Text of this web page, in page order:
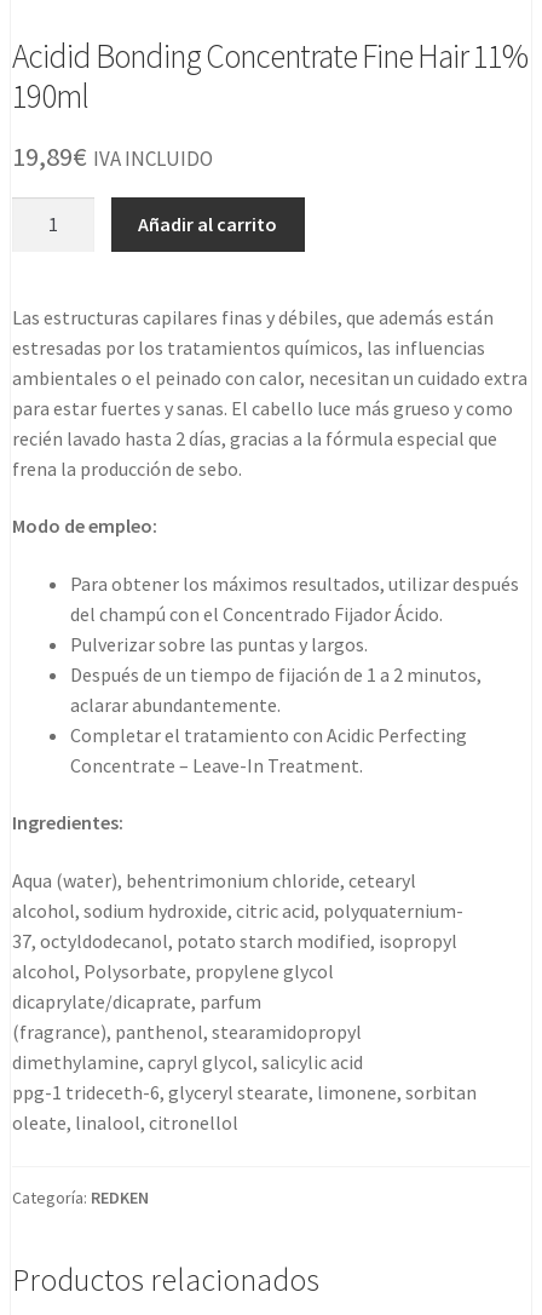
Acidid Bonding Concentrate Fine Hair 11%
190ml
19,89€ IVA INCLUIDO
Hair
11%
190ml
cantidad
Añadir al carrito
Las estructuras capilares finas y débiles, que además están
estresadas por los tratamientos químicos, las influencias
ambientales o el peinado con calor, necesitan un cuidado extra
para estar fuertes y sanas. El cabello luce más grueso y como
recién lavado hasta 2 días, gracias a la fórmula especial que
frena la producción de sebo.
Modo de empleo:
Para obtener los máximos resultados, utilizar después
del champú con el Concentrado Fijador Ácido.
Pulverizar sobre las puntas y largos.
Después de un tiempo de fijación de 1 a 2 minutos,
aclarar abundantemente.
Completar el tratamiento con Acidic Perfecting
Concentrate – Leave-In Treatment.
Ingredientes:
Aqua (water), behentrimonium chloride, cetearyl
alcohol, sodium hydroxide, citric acid, polyquaternium-
37, octyldodecanol, potato starch modified, isopropyl
alcohol, Polysorbate, propylene glycol
dicaprylate/dicaprate, parfum
(fragrance), panthenol, stearamidopropyl
dimethylamine, capryl glycol, salicylic acid
ppg-1 trideceth-6, glyceryl stearate, limonene, sorbitan
oleate, linalool, citronellol
Categoría: REDKEN
Productos relacionados